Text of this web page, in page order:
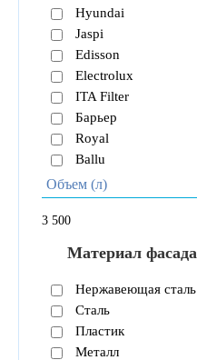
Hyundai
Jaspi
Edisson
Electrolux
ITA Filter
Барьер
Royal
Ballu
Объем (л)
3 500
Материал фасада
Нержавеющая сталь
Сталь
Пластик
Металл